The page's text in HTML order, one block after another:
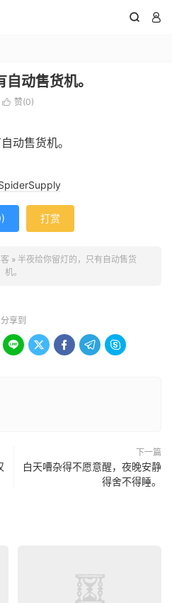
 
动售货机。
 赞(0)
动售货机。
) 打赏
» 半夜给你留灯的，只有自动售货
机。
分享到
    
下一篇
白天嘈杂得不愿意醒，夜晚安静
得舍不得睡。